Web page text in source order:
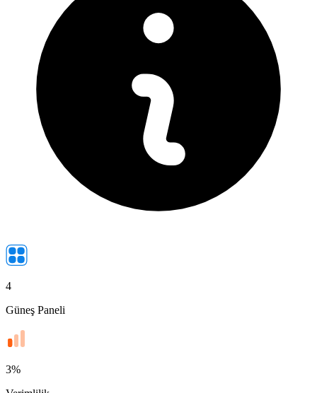
4
Güneş Paneli
3%